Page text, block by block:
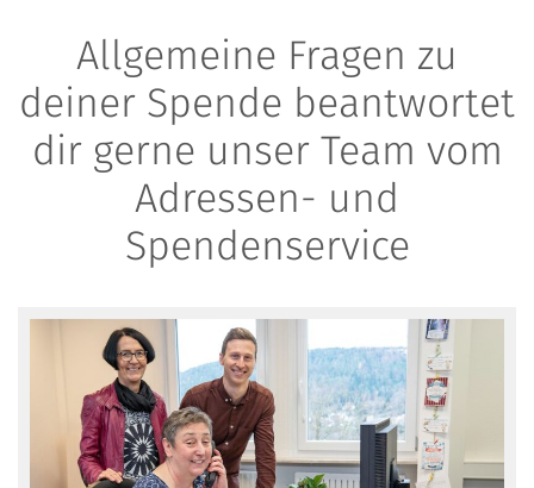
Allgemeine Fragen zu
deiner Spende beantwortet
dir gerne unser Team vom
Adressen- und
Spendenservice